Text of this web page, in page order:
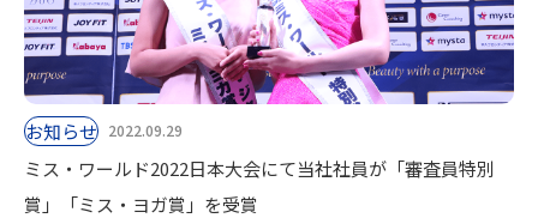
お知らせ 2022.09.29
ミス・ワールド2022日本大会にて当社社員が「審査員特別
賞」「ミス・ヨガ賞」を受賞